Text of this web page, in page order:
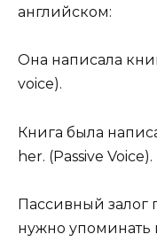
английском:
Она написала
voice).
Книга была
her. (Passive Voice).
Пассивный залог
нужно упоминать